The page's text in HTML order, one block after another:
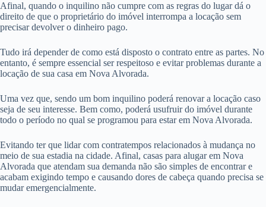
Afinal, quando o inquilino não cumpre com as regras do lugar dá o
direito de que o proprietário do imóvel interrompa a locação sem
precisar devolver o dinheiro pago.
Tudo irá depender de como está disposto o contrato entre as partes. No
entanto, é sempre essencial ser respeitoso e evitar problemas durante a
locação de sua casa em Nova Alvorada.
Uma vez que, sendo um bom inquilino poderá renovar a locação caso
seja de seu interesse. Bem como, poderá usufruir do imóvel durante
todo o período no qual se programou para estar em Nova Alvorada.
Evitando ter que lidar com contratempos relacionados à mudança no
meio de sua estadia na cidade. Afinal, casas para alugar em Nova
Alvorada que atendam sua demanda não são simples de encontrar e
acabam exigindo tempo e causando dores de cabeça quando precisa se
mudar emergencialmente.